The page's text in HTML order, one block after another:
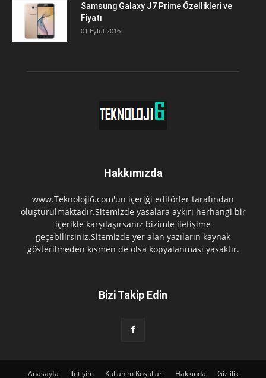
Samsung Galaxy J7 Prime Özellikleri ve
Fiyatı
01 Eylül 2016
Hakkımızda
www.Teknoloji6.com'un içeriği editörler tarafından
oluşturulmaktadır.Sitemizde yasalara aykırı herhangi bir
içerikle karşılaşırsanız bizimle iletişime
geçebilirsiniz.Sitemizde yer alan yazıların kaynak
gösterilmeden kısmen de olsa kopyalanması yasaktır.
Bizi Takip Edin
Anasayfa İletişim Kullanım Koşulları Hakkında Gizlilik